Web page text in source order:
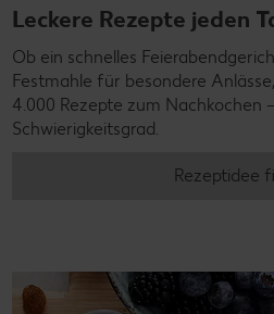
Leckere Rezepte jeden
Ob ein schnelles
Festmahle für besondere
4.000 Rezepte zum Nachkochen
Schwierigkeitsgrad.
Rezeptidee